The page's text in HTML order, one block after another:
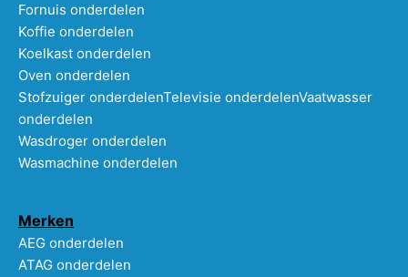
Fornuis onderdelen
Koffie onderdelen
Koelkast onderdelen
Oven onderdelen
Stofzuiger onderdelenTelevisie onderdelenVaatwasser
onderdelen
Wasdroger onderdelen
Wasmachine onderdelen
Merken
AEG onderdelen
ATAG onderdelen